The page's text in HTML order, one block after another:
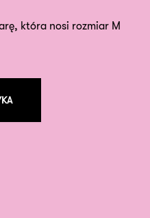
która nosi rozmiar M